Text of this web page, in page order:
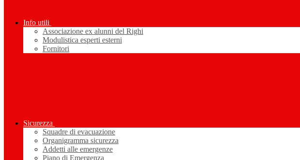
Info utili
Associazione ex alunni del Righi
Modulistica esperti esterni
Fornitori
Sicurezza
Squadre di evacuazione
Organigramma sicurezza
Addetti alle emergenze
Piano di Emergenza